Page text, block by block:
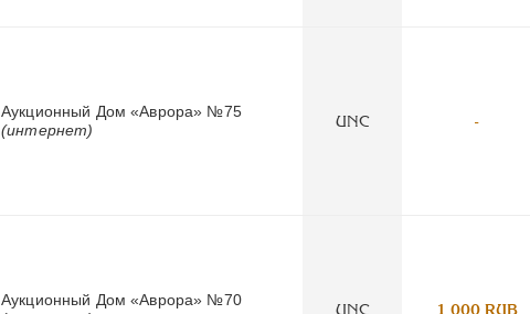
Аукционный Дом «Аврора» №75
(интернет)
UNC -
Аукционный Дом «Аврора» №70
UNC 1 000 RUB